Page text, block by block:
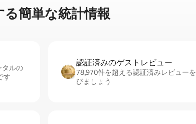
簡⁠単⁠な統⁠計⁠情⁠報
タルの
す
認証済みのゲ⁠ス⁠ト⁠レ⁠ビ⁠ュ⁠ー
78,970件を超える認証済みレビュー
びましょう